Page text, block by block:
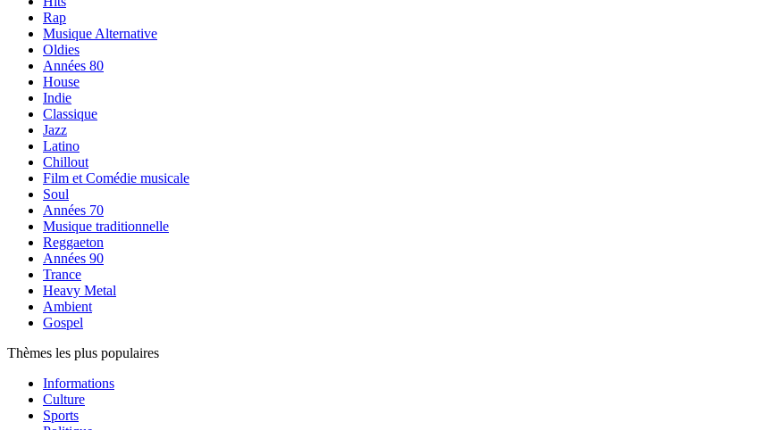
Rap
Musique Alternative
Oldies
Années 80
House
Indie
Classique
Jazz
Latino
Chillout
Film et Comédie musicale
Soul
Années 70
Musique traditionnelle
Reggaeton
Années 90
Trance
Heavy Metal
Ambient
Gospel
Thèmes les plus populaires
Informations
Culture
Sports